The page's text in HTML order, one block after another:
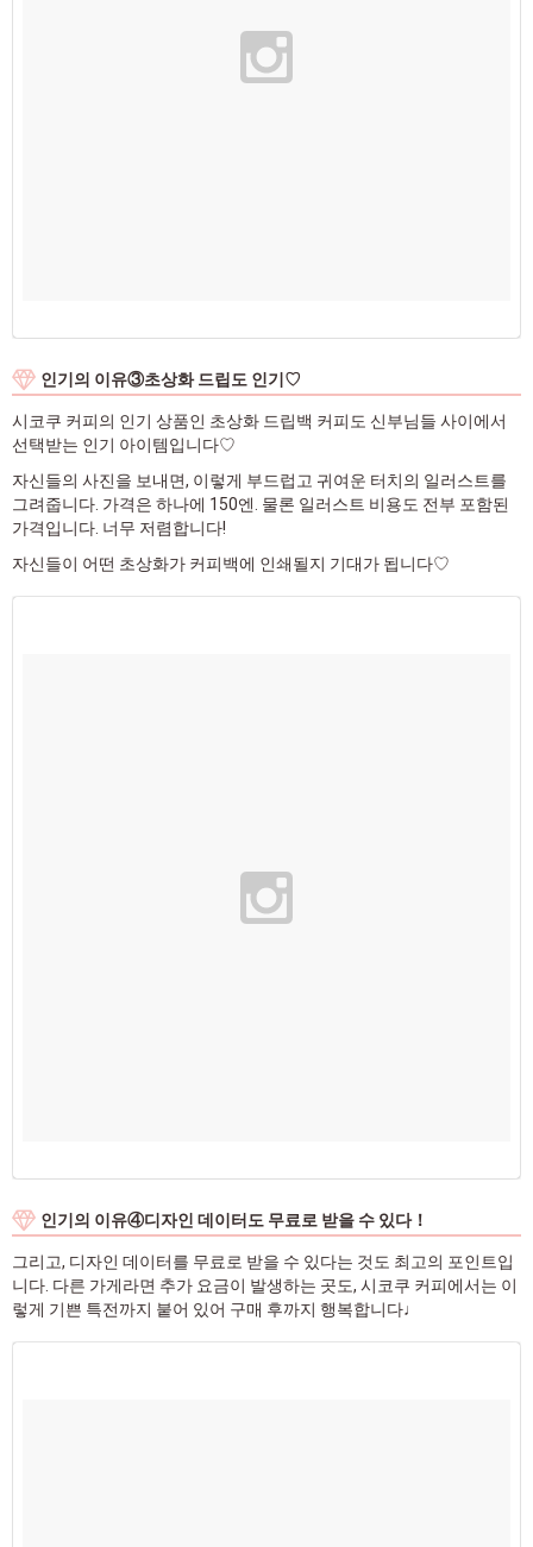
인기의 이유③초상화 드립도 인기♡
시코쿠 커피의 인기 상품인 초상화 드립백 커피도 신부님들 사이에서
선택받는 인기 아이템입니다♡
자신들의 사진을 보내면, 이렇게 부드럽고 귀여운 터치의 일러스트를
그려줍니다. 가격은 하나에 150엔. 물론 일러스트 비용도 전부 포함된
가격입니다. 너무 저렴합니다!
자신들이 어떤 초상화가 커피백에 인쇄될지 기대가 됩니다♡
인기의 이유④디자인 데이터도 무료로 받을 수 있다！
그리고, 디자인 데이터를 무료로 받을 수 있다는 것도 최고의 포인트입
니다. 다른 가게라면 추가 요금이 발생하는 곳도, 시코쿠 커피에서는 이
렇게 기쁜 특전까지 붙어 있어 구매 후까지 행복합니다♩